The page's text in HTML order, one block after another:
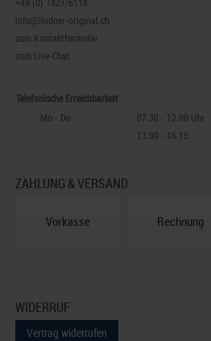
info@lindner-original.ch
zum Kontaktformular
zum Live-Chat
Telefonische Erreichbarkeit
Mo - Do
07.30 - 12.00 Uhr
13.00 - 16.15
ZAHLUNG & VERSAND
Vorkasse Rechnung
WIDERRUF
Vertrag widerrufen